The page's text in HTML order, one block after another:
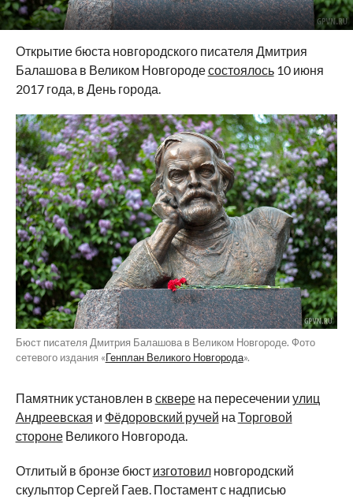
Открытие бюста новгородского писателя Дмитрия
Балашова в Великом Новгородесостоялось10 июня
2017 года, в День города.
Бюст писателя Дмитрия Балашова в Великом Новгороде. Фото
сетевого издания «Генплан Великого Новгорода».
Памятник установлен в скверена пересечении улиц
Андреевская и Фёдоровский ручей на Торговой
сторонеВеликого Новгорода.
Отлитый в бронзе бюст изготовилновгородский
скульптор Сергей Гаев. Постамент с надписью